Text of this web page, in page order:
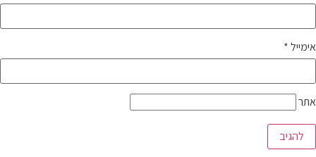
אימייל*
אתר